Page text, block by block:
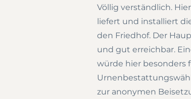
Völlig verständlich.
liefert und installiert
den Friedhof. Der
und gut erreichbar.
würde hier besonders
zur anonymen